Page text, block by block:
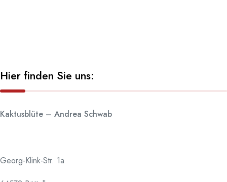
Hier finden Sie uns:
Kaktusblüte – Andrea Schwab
Georg-Klink-Str. 1a